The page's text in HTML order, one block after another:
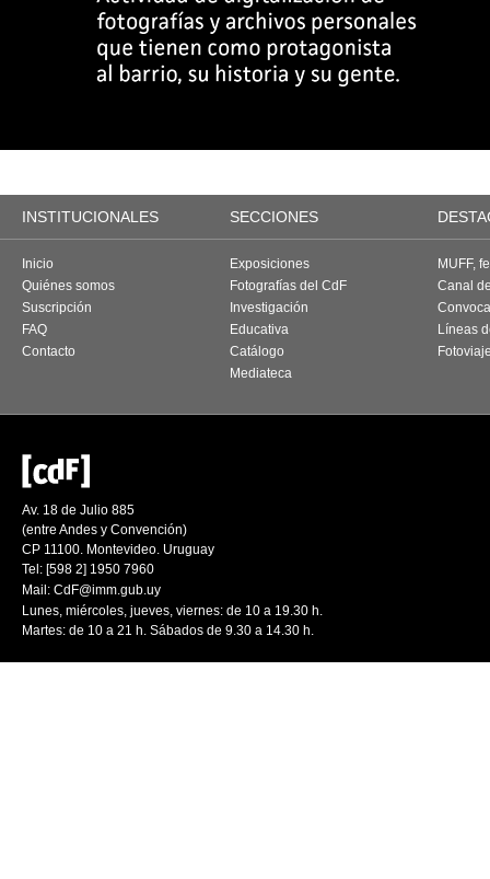
INSTITUCIONALES SECCIONES
Inicio
Quiénes somos
Suscripción
FAQ
Contacto
Exposiciones
Fotografías del CdF
Investigación
Educativa
Catálogo
Mediateca
MUFF,
Canal
Líneas
Av. 18 de Julio 885
(entre Andes y Convención)
CP 11100. Montevideo. Uruguay
Tel: [598 2] 1950 7960
Mail: CdF@imm.gub.uy
Lunes, miércoles, jueves, viernes: de 10 a 19.30 h.
Martes: de 10 a 21 h. Sábados de 9.30 a 14.30 h.